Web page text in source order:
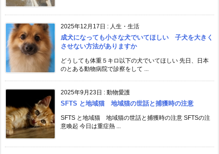
2025年12月17日 : 人生・生活
成犬になっても小さな犬でいてほしい 子犬を大きく
させない方法がありますか
どうしても体重５キロ以下の犬でいてほしい 先日、日本
のとある動物病院で診察をして ...
2025年9月23日 : 動物愛護
SFTS と地域猫 地域猫の世話と捕獲時の注意
SFTS と地域猫 地域猫の世話と捕獲時の注意 SFTSの注
意喚起 今日は重症熱 ...